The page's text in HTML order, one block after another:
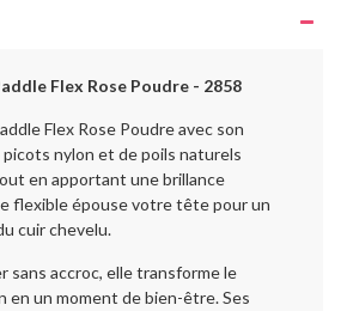
Flex Rose Poudre - 2858
Flex Rose Poudre avec son
nylon et de poils naturels
en apportant une brillance
flexible épouse votre tête pour un
cuir chevelu.
sans accroc, elle transforme le
en un moment de bien-être. Ses